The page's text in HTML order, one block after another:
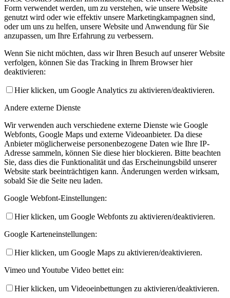
Form verwendet werden, um zu verstehen, wie unsere Website
genutzt wird oder wie effektiv unsere Marketingkampagnen sind,
oder um uns zu helfen, unsere Website und Anwendung für Sie
anzupassen, um Ihre Erfahrung zu verbessern.
Wenn Sie nicht möchten, dass wir Ihren Besuch auf unserer Website
verfolgen, können Sie das Tracking in Ihrem Browser hier
deaktivieren:
Hier klicken, um Google Analytics zu aktivieren/deaktivieren.
Andere externe Dienste
Wir verwenden auch verschiedene externe Dienste wie Google
Webfonts, Google Maps und externe Videoanbieter. Da diese
Anbieter möglicherweise personenbezogene Daten wie Ihre IP-
Adresse sammeln, können Sie diese hier blockieren. Bitte beachten
Sie, dass dies die Funktionalität und das Erscheinungsbild unserer
Website stark beeinträchtigen kann. Änderungen werden wirksam,
sobald Sie die Seite neu laden.
Google Webfont-Einstellungen:
Hier klicken, um Google Webfonts zu aktivieren/deaktivieren.
Google Karteneinstellungen:
Hier klicken, um Google Maps zu aktivieren/deaktivieren.
Vimeo und Youtube Video bettet ein:
Hier klicken, um Videoeinbettungen zu aktivieren/deaktivieren.